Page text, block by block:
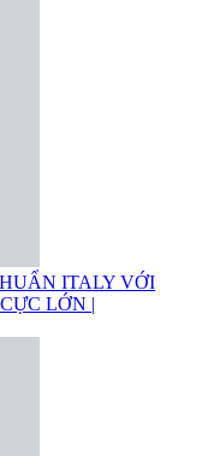
ITALY VỚI
LỚN |